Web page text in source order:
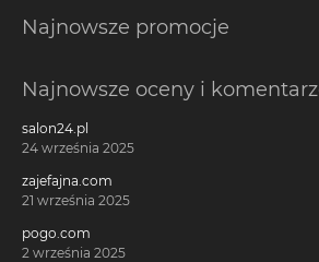
Najnowsze promocje
Najnowsze oceny i
salon24.pl
24 września 2025
zajefajna.com
21 września 2025
pogo.com
2 września 2025